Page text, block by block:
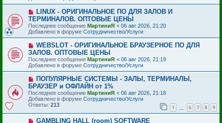
е
и
е
о
е
с
о
о
б
щ
е
н
и
е
Н
о
в
о
е
с
о
о
б
щ
н
и
е
LINUX - ОРИГИНАЛЬНОЕ ПО ДЛЯ ЗАЛОВ И
ТЕРМИНАЛОВ. ОПТОВЫЕ ЦЕНЫ
Последнее сообщение МартиниR « 06 авг 2026, 21:20
Добавлено в форуме Сотрудничество/Услуги
Н
о
в
о
е
с
о
б
щ
е
и
е
WEBSLOT - ОРИГИНАЛЬНОЕ БРАУЗЕРНОЕ ПО ДЛЯ
ЗАЛОВ. ОПТОВЫЕ ЦЕНЫ
Последнее сообщение МартиниR « 06 авг 2026, 21:19
Добавлено в форуме Сотрудничество/Услуги
Н
о
в
о
е
с
о
о
ПОПУЛЯРНЫЕ СИСТЕМЫ - ЗАЛЫ, ТЕРМИНАЛЫ,
БРАУЗЕР и ОФЛАЙН от 1%
Последнее сообщение МартиниR « 06 авг 2026, 21:18
Добавлено в форуме Сотрудничество/Услуги
Ответы: 213 1 6 7 8 9
НGAMBLING HALL (room) SOFTWARE